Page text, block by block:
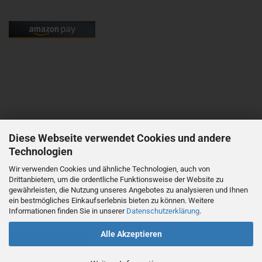
Diese Webseite verwendet Cookies und andere
Technologien
Wir verwenden Cookies und ähnliche Technologien, auch von
Drittanbietern, um die ordentliche Funktionsweise der Website zu
gewährleisten, die Nutzung unseres Angebotes zu analysieren und Ihnen
ein bestmögliches Einkaufserlebnis bieten zu können. Weitere
Informationen finden Sie in unserer Datenschutzerklärung.
Alle Akzeptieren
Kontakt:
mobil: +49 176 62818595
mail: info@haas-mainz.de